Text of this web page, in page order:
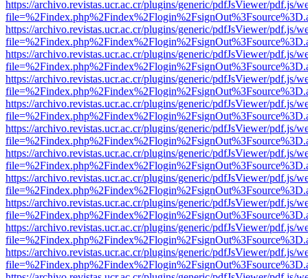
https://archivo.revistas.ucr.ac.cr/plugins/generic/pdfJsViewer/pdf.js/
https://archivo.revistas.ucr.ac.cr/plugins/generic/pdfJsViewer/pdf.js/
https://archivo.revistas.ucr.ac.cr/plugins/generic/pdfJsViewer/pdf.js/
https://archivo.revistas.ucr.ac.cr/plugins/generic/pdfJsViewer/pdf.js/
https://archivo.revistas.ucr.ac.cr/plugins/generic/pdfJsViewer/pdf.js/
https://archivo.revistas.ucr.ac.cr/plugins/generic/pdfJsViewer/pdf.js/
https://archivo.revistas.ucr.ac.cr/plugins/generic/pdfJsViewer/pdf.js/
https://archivo.revistas.ucr.ac.cr/plugins/generic/pdfJsViewer/pdf.js/
https://archivo.revistas.ucr.ac.cr/plugins/generic/pdfJsViewer/pdf.js/
https://archivo.revistas.ucr.ac.cr/plugins/generic/pdfJsViewer/pdf.js/
https://archivo.revistas.ucr.ac.cr/plugins/generic/pdfJsViewer/pdf.js/